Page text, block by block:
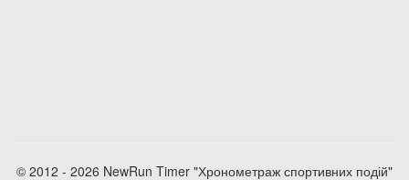
© 2012 - 2026 NewRun Timer "Хронометраж спортивних подій"